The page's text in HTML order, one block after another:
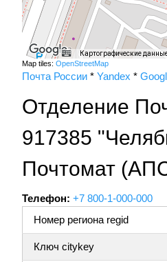
Картографические
Map tiles: OpenStreetMap
Почта России * Yandex *
Отделение
917385
Почтомат
Телефон: +7 800-1-000-000
Номер региона regid
Ключ citykey